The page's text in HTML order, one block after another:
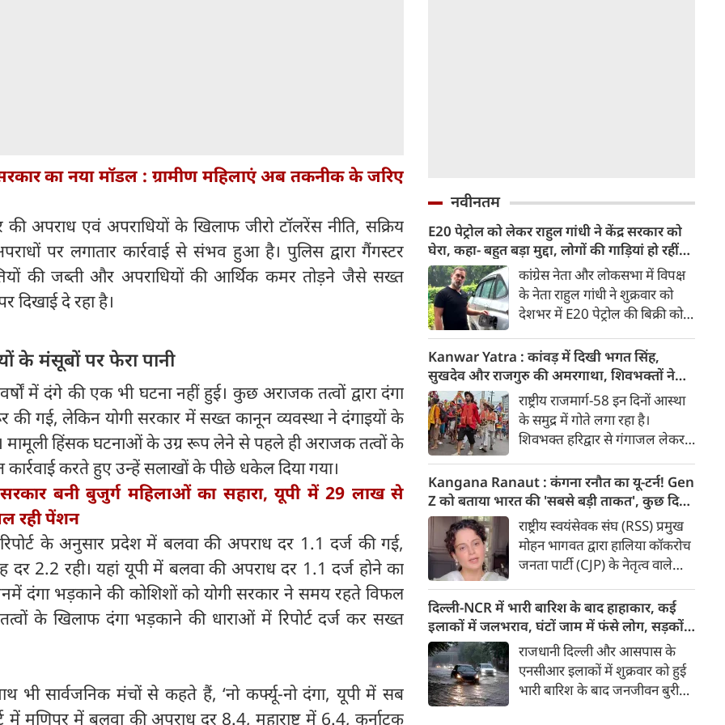
का नया मॉडल : ग्रामीण महिलाएं अब तकनीक के जरिए
की अपराध एवं अपराधियों के खिलाफ जीरो टॉलरेंस नीति, सक्रिय
पर लगातार कार्रवाई से संभव हुआ है। पुलिस द्वारा गैंगस्टर
की जब्ती और अपराधियों की आर्थिक कमर तोड़ने जैसे सख्त
दिखाई दे रहा है।
के मंसूबों पर फेरा पानी
में दंगे की एक भी घटना नहीं हुई। कुछ अराजक तत्वों द्वारा दंगा
गई, लेकिन योगी सरकार में सख्त कानून व्यवस्था ने दंगाइयों के
मामूली हिंसक घटनाओं के उग्र रूप लेने से पहले ही अराजक तत्वों के
कार्रवाई करते हुए उन्हें सलाखों के पीछे धकेल दिया गया।
सरकार बनी बुजुर्ग महिलाओं का सहारा, यूपी में 29 लाख से
रही पेंशन
के अनुसार प्रदेश में बलवा की अपराध दर 1.1 दर्ज की गई,
दर 2.2 रही। यहां यूपी में बलवा की अपराध दर 1.1 दर्ज होने का
दंगा भड़काने की कोशिशों को योगी सरकार ने समय रहते विफल
के खिलाफ दंगा भड़काने की धाराओं में रिपोर्ट दर्ज कर सख्त
भी सार्वजनिक मंचों से कहते हैं, ‘नो कर्फ्यू-नो दंगा, यूपी में सब
में मणिपुर में बलवा की अपराध दर 8.4, महाराष्ट्र में 6.4, कर्नाटक
नवीनतम
E20 पेट्रोल को लेकर राहुल गांधी ने केंद्र सरकार को
घेरा, कहा- बहुत बड़ा मुद्दा, लोगों की गाड़ियां हो रहीं
खराब, BJP ने बताया खराब पटकथा
कांग्रेस नेता और लोकसभा में विपक्ष
के नेता राहुल गांधी ने शुक्रवार को
देशभर में E20 पेट्रोल की बिक्री को
दिया। उन्होंने E20 को ‘बहुत बड़ा
मुद्दा’ बताते हुए आरोप लगाया कि
इसके इस्तेमाल से वाहनों को नुकसान
हो रहा है और इसका आर्थिक बोझ
आम उपभोक्ताओं पर पड़ रहा है।
Kanwar Yatra : कांवड़ में दिखी भगत सिंह,
सुखदेव और राजगुरु की अमरगाथा, शिवभक्तों ने
अनोखे अंदाज में दी श्रद्धांजलिराष्ट्रीय राजमार्ग-58 इन दिनों आस्था
के समुद्र में गोते लगा रहा है।
शिवभक्त हरिद्वार से गंगाजल लेकर
है। लाखों शिवभक्तों के बीच रंग-
बिरंगी और आकर्षक कांवड़ें हर किसी
का ध्यान बरबस अपनी ओर खींच रही
हैं। लेकिन ऐसे में जब शिव चौक से
एक गुजरी कांवड़ ने लोगों के दिलों को
गहराई तक छू लिया। यह केवल
कांवड़ नहीं थी, बल्कि देश की
आजादी के अमर सेनानियों को
समर्पित एक चलती-फिरती श्रद्धांजलि
थी।
Kangana Ranaut : कंगना रनौत का यू-टर्न! Gen
Z को बताया भारत की 'सबसे बड़ी ताकत', कुछ दिन
पहले प्रदर्शनकारियों को कहा था 'जेनरेशन गटर'
राष्ट्रीय स्वयंसेवक संघ (RSS) प्रमुख
मोहन भागवत द्वारा हालिया कॉकरोच
जनता पार्टी (CJP) के नेतृत्व वाले
समर्थन दिए जाने के एक दिन बाद
बीजेपी सांसद और अभिनेत्री कंगना
रनौत ने अपने पहले के बयान पर
सफाई दी। उन्होंने अब Gen Z को
भारत की ‘सबसे बड़ी ताकत’ बताया
है। कंगना ने कहा कि कुछ लोगों के
दिल्ली-NCR में भारी बारिश के बाद हाहाकार, कई
इलाकों में जलभराव, घंटों जाम में फंसे लोग, सड़कों
पर भरा कमर तक पानीराजधानी दिल्ली और आसपास के
एनसीआर इलाकों में शुक्रवार को हुई
भारी बारिश के बाद जनजीवन बुरी